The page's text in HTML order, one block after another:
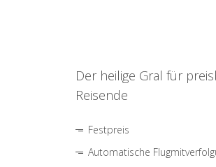
Der heilige Gral für
Reisende
Festpreis
Automatische